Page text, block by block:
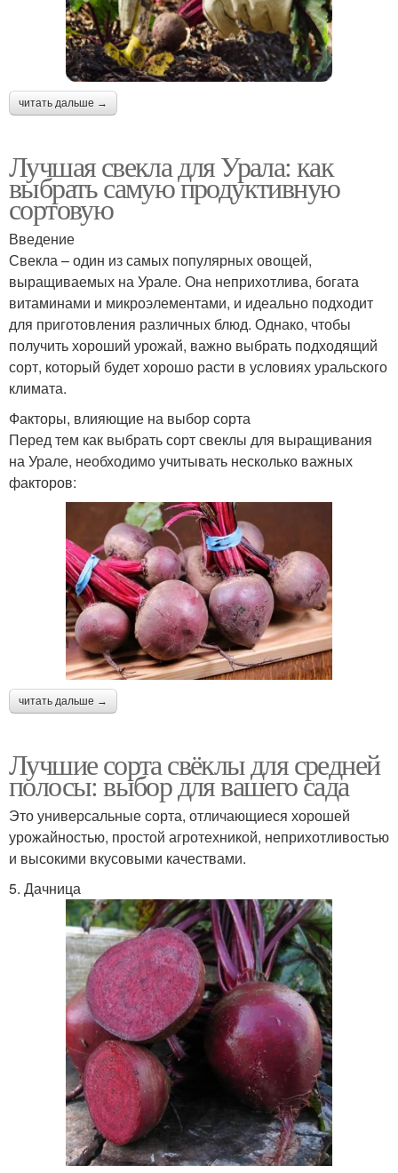
читать дальше →
Лучшая свекла для Урала: как
выбрать самую продуктивную
сортовую
Введение
Свекла – один из самых популярных овощей,
выращиваемых на Урале. Она неприхотлива, богата
витаминами и микроэлементами, и идеально подходит
для приготовления различных блюд. Однако, чтобы
получить хороший урожай, важно выбрать подходящий
сорт, который будет хорошо расти в условиях уральского
климата.
Факторы, влияющие на выбор сорта
Перед тем как выбрать сорт свеклы для выращивания
на Урале, необходимо учитывать несколько важных
факторов:
читать дальше →
Лучшие сорта свёклы для средней
полосы: выбор для вашего сада
Это универсальные сорта, отличающиеся хорошей
урожайностью, простой агротехникой, неприхотливостью
и высокими вкусовыми качествами.
5. Дачница